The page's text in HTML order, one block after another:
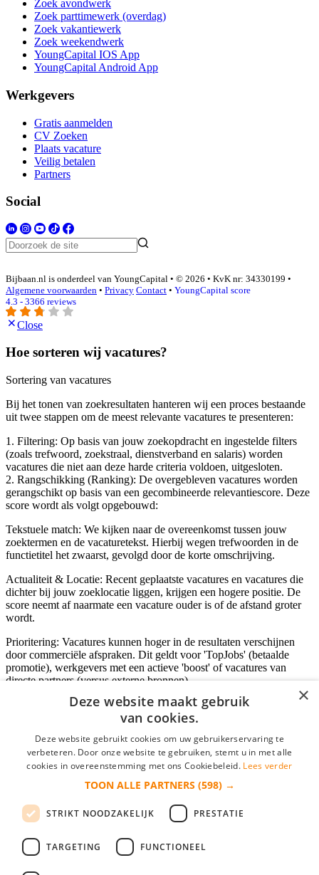
Zoek avondwerk
Zoek parttimewerk (overdag)
Zoek vakantiewerk
Zoek weekendwerk
YoungCapital IOS App
YoungCapital Android App
Werkgevers
Gratis aanmelden
CV Zoeken
Plaats vacature
Veilig betalen
Partners
Social
Bijbaan.nl is onderdeel van YoungCapital • © 2026 • KvK nr: 34330199 •
Algemene voorwaarden • Privacy Contact • YoungCapital score
4.3 - 3366 reviews
Close
Hoe sorteren wij vacatures?
Sortering van vacatures
Bij het tonen van zoekresultaten hanteren wij een proces bestaande
uit twee stappen om de meest relevante vacatures te presenteren:
1. Filtering: Op basis van jouw zoekopdracht en ingestelde filters
(zoals trefwoord, zoekstraal, dienstverband en salaris) worden
vacatures die niet aan deze harde criteria voldoen, uitgesloten.
2. Rangschikking (Ranking): De overgebleven vacatures worden
gerangschikt op basis van een gecombineerde relevantiescore. Deze
score wordt als volgt opgebouwd:
Tekstuele match: We kijken naar de overeenkomst tussen jouw
zoektermen en de vacaturetekst. Hierbij wegen trefwoorden in de
functietitel het zwaarst, gevolgd door de korte omschrijving.
Actualiteit & Locatie: Recent geplaatste vacatures en vacatures die
dichter bij jouw zoeklocatie liggen, krijgen een hogere positie. De
score neemt af naarmate een vacature ouder is of de afstand groter
wordt.
Prioritering: Vacatures kunnen hoger in de resultaten verschijnen
door commerciële afspraken. Dit geldt voor 'TopJobs' (betaalde
promotie), werkgevers met een actieve 'boost' of vacatures van
directe partners (versus externe bronnen).
Inloggen als bedrijf
*
login gegevens onthouden
login
×
Deze website maakt gebruik
van cookies.
Deze website gebruikt cookies om uw gebruikerservaring te
verbeteren. Door onze website te gebruiken, stemt u in met alle
cookies in overeenstemming met ons Cookiebeleid. Lees verder
TOON ALLE PARTNERS (598) →
STRIKT NOODZAKELIJK PRESTATIE
TARGETING FUNCTIONEEL